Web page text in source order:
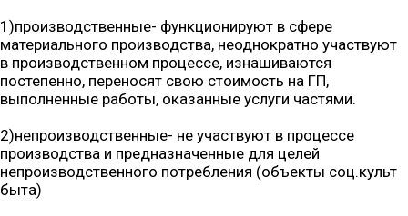
1)производственные- функционируют в сфере
материального производства, неоднократно участвуют
в производственном процессе, изнашиваются
постепенно, переносят свою стоимость на ГП,
выполненные работы, оказанные услуги частями.
2)непроизводственные- не участвуют в процессе
производства и предназначенные для целей
непроизводственного потребления (объекты соц.культ
быта)